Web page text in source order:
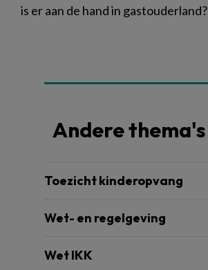
is er aan de hand in gastouderland?
Andere thema's
Toezicht kinderopvang
Wet- en regelgeving
Wet IKK